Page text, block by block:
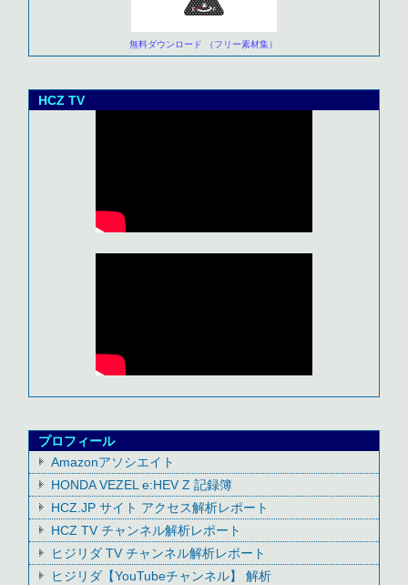
無料ダウンロード （フリー素材集）
HCZ TV
プロフィール
Amazonアソシエイト
HONDA VEZEL e:HEV Z 記録簿
HCZ.JP サイト アクセス解析レポート
HCZ TV チャンネル解析レポート
ヒジリダ TV チャンネル解析レポート
ヒジリダ【YouTubeチャンネル】 解析